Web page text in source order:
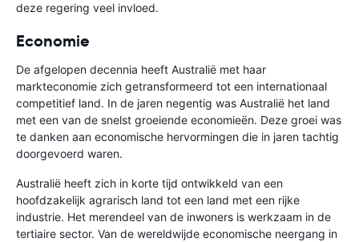
deze regering veel invloed.
Economie
De afgelopen decennia heeft Australië met haar
markteconomie zich getransformeerd tot een internationaal
competitief land. In de jaren negentig was Australië het land
met een van de snelst groeiende economieën. Deze groei was
te danken aan economische hervormingen die in jaren tachtig
doorgevoerd waren.
Australië heeft zich in korte tijd ontwikkeld van een
hoofdzakelijk agrarisch land tot een land met een rijke
industrie. Het merendeel van de inwoners is werkzaam in de
tertiaire sector. Van de wereldwijde economische neergang in